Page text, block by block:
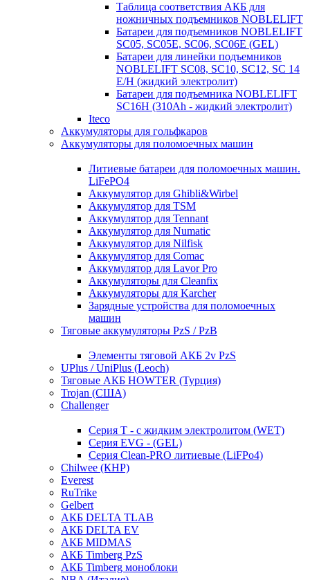
Таблица соответствия АКБ для
ножничных подъемников NOBLELIFT
Батареи для подъемников NOBLELIFT
SC05, SC05E, SC06, SC06E (GEL)
Батареи для линейки подъемников
NOBLELIFT SC08, SC10, SC12, SC 14
E/H (жидкий электролит)
Батареи для подъемника NOBLELIFT
SC16H (310Ah - жидкий электролит)
Iteco
Аккумуляторы для гольфкаров
Аккумуляторы для поломоечных машин
Литиевые батареи для поломоечных машин.
LiFePO4
Аккумулятор для Ghibli&Wirbel
Аккумулятор для TSM
Аккумулятор для Tennant
Аккумулятор для Numatic
Аккумулятор для Nilfisk
Аккумулятор для Comac
Аккумулятор для Lavor Pro
Аккумуляторы для Cleanfix
Аккумуляторы для Karcher
Зарядные устройства для поломоечных
машин
Тяговые аккумуляторы PzS / PzB
Элементы тяговой АКБ 2v PzS
UPlus / UniPlus (Leoch)
Тяговые АКБ HOWTER (Турция)
Trojan (США)
Challenger
Серия T - с жидким электролитом (WET)
Серия EVG - (GEL)
Серия Clean-PRO литиевые (LiFPo4)
Chilwee (КНР)
Everest
RuTrike
Gelbert
АКБ DELTA TLAB
АКБ DELTA EV
АКБ MIDMAS
АКБ Timberg PzS
АКБ Timberg моноблоки